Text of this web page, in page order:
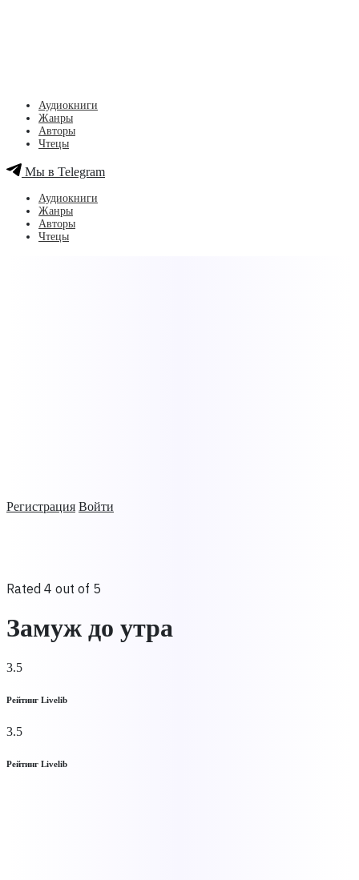
Регистрация Войти
Аудиокниги
Жанры
Авторы
Чтецы
Мы в Telegram
Аудиокниги
Жанры
Авторы
Чтецы
Rated 4 out of 5
Замуж до утра
3.5
Рейтинг Livelib
3.5
Рейтинг Livelib